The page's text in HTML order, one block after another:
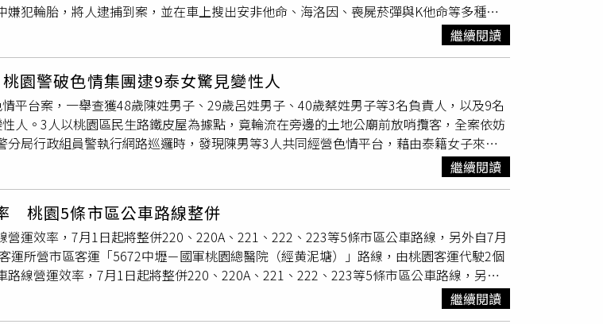
舊址，由寶贊開發推案；高雄五甲特區「名軒亞灣城」2700坪地上權住宅，售價約周邊
球供應鏈重組與AI產業趨勢，麗寶集團也首度推出「麗寶ACE」商辦品牌，以Art（藝
（進化）為核心，強調整合性服務。首發台中車站核心「鵬程台中智匯總部」樓高19
麗寶ACE亞太之星」地上12層48~187坪共32戶。高雄「麗寶ACE高雄商辦」距左營高鐵
83~131坪共31戶。大台北「麗寶ACE南港商辦」距輝達南港總部步行7分鐘，地上13層
宜。整體布局串聯板橋、新莊、南港、台中、嘉義、台南、高雄，建立完整商辦網絡。麗
坪數住宅為主，搭配景觀公設與生活機能，滿足自住需求；商辦則搶攻企業升級市場，展
嫌犯輪胎，將人逮捕到案，並在車上搜出安非他命、海洛因、喪屍菸彈與K他命等多種毒
一步調查釐清。桃園分局
所員警24日於三民路一段及自強路口攔查違規車輛(未依
現車內有毒品吸食器，當場要求車內駕駛下車受檢，未料51歲的許姓女子不但拒檢，更立即
報發動攔截圍捕，許女沿三民路、長壽路往龜山方向逃逸，沿路蛇行意圖規避警網攔查，
許女繼續衝撞，危害一般民眾安全，當即於龜山區長壽路與忠義路一段進行包夾攔截，
擊破前方左右兩輪及右後輪胎使車輛無法動彈，同時強勢破窗將許女拉下車制伏。警方
非他命等毒品，經毒品唾液快篩，確認為陽性反應，全案依毒品危害防制條例及公共危險
繼續閱讀
園警破色情集團逮9泰女驚見變性人
平台案，一舉查獲48歲陳姓男子、29歲呂姓男子、40歲蔡姓男子等3名負責人，以及9名
人。3人以桃園區民生路鐵皮屋為據點，竟輪流在旁邊的土地公廟前放哨攬客，全案依妨
分局行政組員警執行網路巡邏時，發現陳男等3人共同經營色情平台，藉由泰籍女子來台
鐵皮屋作為賣淫據點，利用LINE群組張貼帶有高度性暗示的照片，如「模特兒身材、配合
」等方式招攬嫖客。為規避查緝，3男除裝設監視器外，還輪流在一旁的土地公廟前「放
名小姐、呂男旗下4名小姐與蔡男旗下2名小姐，每次性交易費用從1600到1700元不等。桃
檜溪所共組聯合專案小組，針對該處所進行監控蒐證後，4日晚持桃園地方法院核發搜索
哨的陳男，並破門進入屋內查緝，查獲所有涉案人員。行動中共獲陳男等3名負責人及9名
性人，查扣交易所得1萬9千餘元等相關物證。陳男等3人依妨害風化罪嫌移請偵辦，外籍
並移請移民署專勤隊收容。
繼續閱讀
桃園5條市區公車路線整併
營運效率，7月1日起將整併220、220A、221、222、223等5條市區公車路線，另外自7月
運所營市區客運「5672中壢－國軍桃園總醫院（經黄泥塘）」路線，由桃園客運代駛2個
路線營運效率，7月1日起將整併220、220A、221、222、223等5條市區公車路線，另外
通客運所營市區客運「5672中壢－國軍桃園總醫院（經黄泥塘）」路線，由桃園客運代
園市交通局為提升公車路線營運效率，7月1日起將整併220、220A、221、222、223等5條
繼續閱讀